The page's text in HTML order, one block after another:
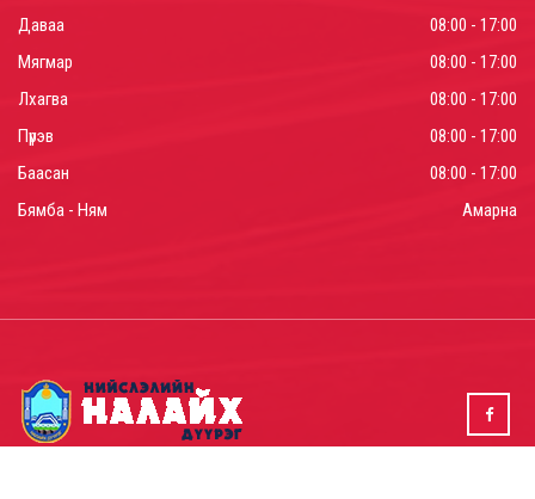
Даваа
08:00 - 17:00
Мягмар
08:00 - 17:00
Лхагва
08:00 - 17:00
Пүрэв
08:00 - 17:00
Баасан
08:00 - 17:00
Бямба - Ням
Амарна